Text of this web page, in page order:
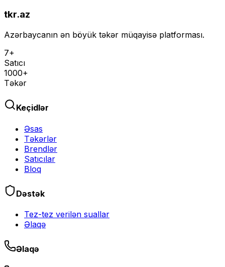
tkr.az
Azərbaycanın ən böyük təkər müqayisə platforması.
7+
Satıcı
1000+
Təkər
Keçidlər
Əsas
Təkərlər
Brendlər
Satıcılar
Bloq
Dəstək
Tez-tez verilən suallar
Əlaqə
Əlaqə